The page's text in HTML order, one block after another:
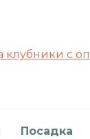
Посадка